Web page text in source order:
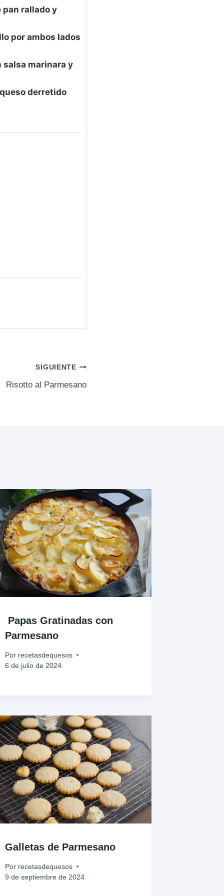
pan rallado y
por ambos lados
salsa marinara y
derretido
SIGUIENTE
Risotto al Parmesano
Papas Gratinadas con
Parmesano
Por recetasdequesos
6 de julio de 2024
Galletas de Parmesano
Por recetasdequesos
9 de septiembre de 2024